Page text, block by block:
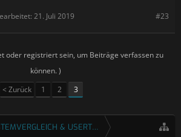
#23
21. Juli 2019
oder registriert sein, um Beiträge verfassen zu
können. )
< Zurück
1 2 3
& USERTESTS